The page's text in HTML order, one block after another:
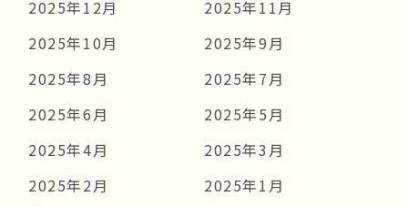
2025年12月
2025年11月
2025年10月
2025年9月
2025年8月
2025年7月
2025年6月
2025年5月
2025年4月
2025年3月
2025年2月
2025年1月